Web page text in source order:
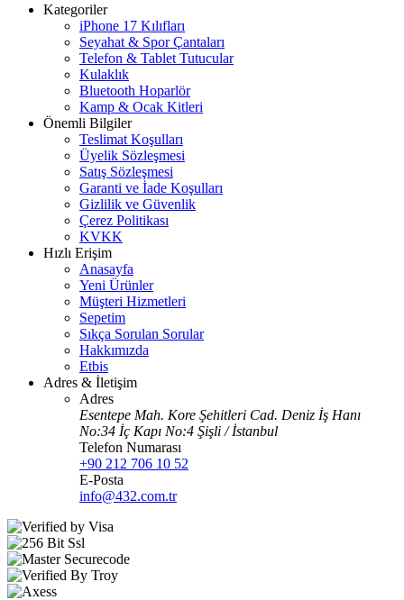
Kategoriler
iPhone 17 Kılıfları
Seyahat & Spor Çantaları
Telefon & Tablet Tutucular
Kulaklık
Bluetooth Hoparlör
Kamp & Ocak Kitleri
Önemli Bilgiler
Teslimat Koşulları
Üyelik Sözleşmesi
Satış Sözleşmesi
Garanti ve İade Koşulları
Gizlilik ve Güvenlik
Çerez Politikası
KVKK
Hızlı Erişim
Anasayfa
Yeni Ürünler
Müşteri Hizmetleri
Sepetim
Sıkça Sorulan Sorular
Hakkımızda
Etbis
Adres & İletişim
Adres
Esentepe Mah. Kore Şehitleri Cad. Deniz İş Hanı
No:34 İç Kapı No:4 Şişli / İstanbul
Telefon Numarası
+90 212 706 10 52
E-Posta
info@432.com.tr